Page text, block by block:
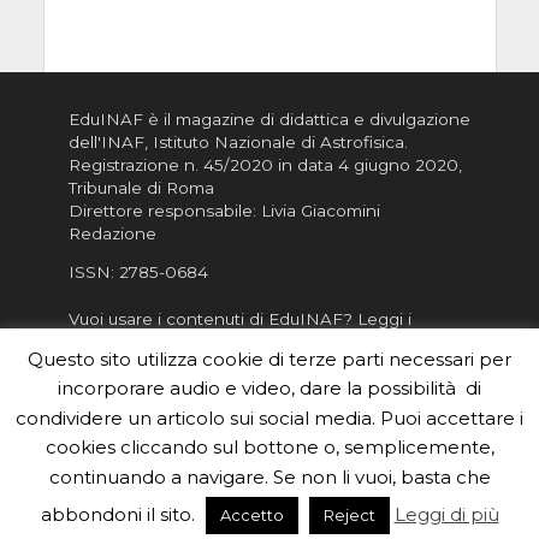
EduINAF è il magazine di didattica e divulgazione
dell'INAF, Istituto Nazionale di Astrofisica
Registrazione n. 45/2020 in data 4 giugno 2020,
Tribunale di Roma
Direttore responsabile: Livia Giacomini
Redazione
ISSN: 2785-0684
Vuoi usare i contenuti di EduINAF? Leggi i
Informativa sulla Privacy
Informatva sui Cookie
Per la rubrica de l'Astronomo risponde, per
inviarci le tue foto o i tuoi contributi, scrivici a
redazione.edu [chiocciola] inaf.it oppure
il form
Questo sito utilizza cookie di terze parti necessari per
incorporare audio e video, dare la possibilità di
condividere un articolo sui social media. Puoi accettare i
cookies cliccando sul bottone o, semplicemente,
continuando a navigare. Se non li vuoi, basta che
abbondoni il sito.
Accetto Reject Leggi di più